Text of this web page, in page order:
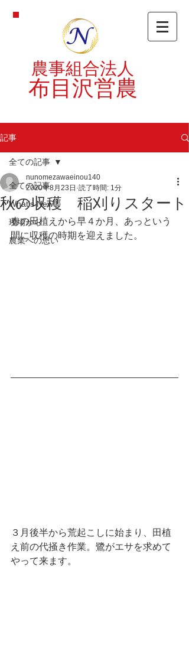
農事組合法人
布目沢営農
記事
全ての記事
What's New !
現場から
農業への思い
全ての記事
秋の収穫 稲刈りスタート
nunomezawaeinou140
2020年8月23日 読了時間: 1分
春の田植えから早４か月、あっという
間に収穫の時期を迎えました。
３月後半から荒起こしに始まり、田植
え前の代掻き作業。鷺がエサを求めて
やって来ます。